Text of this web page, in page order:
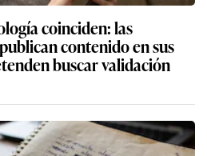
coinciden: las
contenido en sus
buscar validación